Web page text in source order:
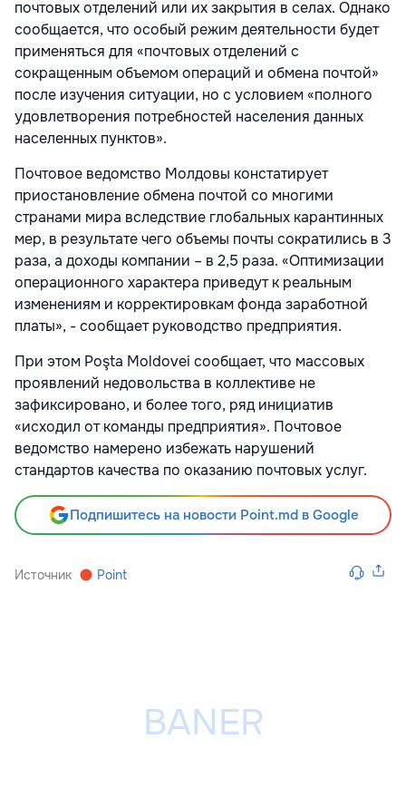
почтовых отделений или их закрытия в селах. Однако
сообщается, что особый режим деятельности будет
применяться для «почтовых отделений с
сокращенным объемом операций и обмена почтой»
после изучения ситуации, но с условием «полного
удовлетворения потребностей населения данных
населенных пунктов».
Почтовое ведомство Молдовы констатирует
приостановление обмена почтой со многими
странами мира вследствие глобальных карантинных
мер, в результате чего объемы почты сократились в 3
раза, а доходы компании – в 2,5 раза. «Оптимизации
операционного характера приведут к реальным
изменениям и корректировкам фонда заработной
платы», - сообщает руководство предприятия.
При этом Poşta Moldovei сообщает, что массовых
проявлений недовольства в коллективе не
зафиксировано, и более того, ряд инициатив
«исходил от команды предприятия». Почтовое
ведомство намерено избежать нарушений
стандартов качества по оказанию почтовых услуг.
Подпишитесь на новости Point.md в Google
Источник Point